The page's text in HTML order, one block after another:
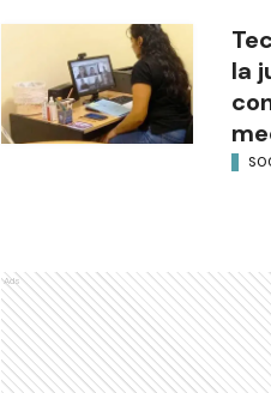
la
Ads